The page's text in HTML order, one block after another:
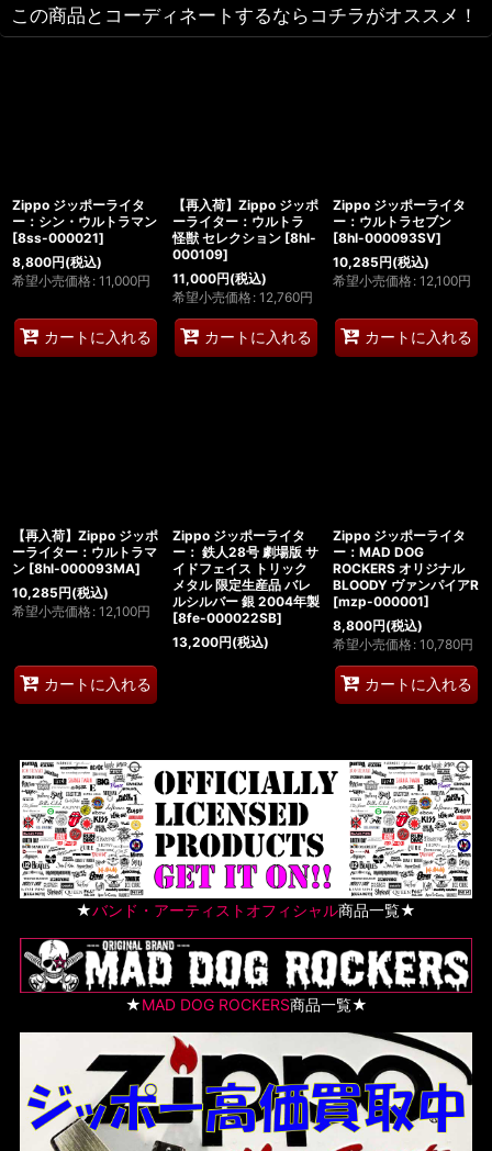
この商品とコーディネートするならコチラがオススメ！
Zippo ジッポーライタ
ー：シン・ウルトラマン
[8ss-000021]
8,800円(税込)
希望小売価格 : 11,000円
カートに入れる
【再入荷】Zippo ジッポ
ーライター：ウルトラ
怪獣 セレクション [8hl-
000109]
11,000円(税込)
希望小売価格 : 12,760円
カートに入れる
Zippo ジッポーライタ
ー：ウルトラセブン
[8hl-000093SV]
10,285円(税込)
希望小売価格 : 12,100円
カートに入れる
【再入荷】Zippo ジッポ
ーライター：ウルトラマ
ン [8hl-000093MA]
10,285円(税込)
希望小売価格 : 12,100円
カートに入れる
Zippo ジッポーライタ
ー： 鉄人28号 劇場版 サ
イドフェイス トリック
メタル 限定生産品 バレ
ルシルバー 銀 2004年製
[8fe-000022SB]
13,200円(税込)
Zippo ジッポーライタ
ー：MAD DOG
ROCKERS オリジナル
BLOODY ヴァンパイアR
[mzp-000001]
8,800円(税込)
希望小売価格 : 10,780円
カートに入れる
★バンド・アーティストオフィシャル商品一覧★
★MAD DOG ROCKERS商品一覧★